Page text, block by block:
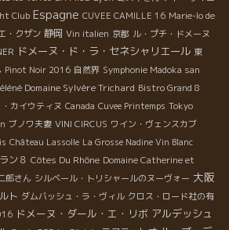
Club Espagne CUVEE CAMILLE 16 Marie-lo de
・クザン 静岡 Vin italien 京都 ル・プチ・ドメーヌ
ドメーヌ・ド・ラ・セネシャリエール 東
Pinot Noir 2016 自然界 Symphonie Madoka san
Domaine Sylvère Trichard Bistro Grand 8
カイウティヌ Canada Cuvee Printemps Tokyo
ブノワ夫妻 VINI CIRCUS ワイン・ヴェンスカブ
Château Lassolle La Grosse Nadine Vin Blanc
ン８ Côtes Du Rhône Domaine Catherine et
さん シルベール・トリシャールのヌーヴォー 大阪
ト ダムバッシュ・ラ・ヴィル クロス・ロード社の有
ドメーヌ・ダール・エ・リボ アルデッシュ